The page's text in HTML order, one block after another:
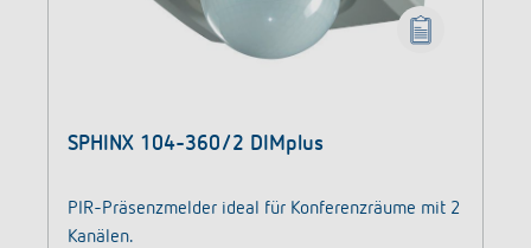
SPHINX 104-360/2 DIMplus
PIR-Präsenzmelder ideal für Konferenzräume mit 2
Kanälen.